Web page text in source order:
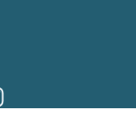
tab)